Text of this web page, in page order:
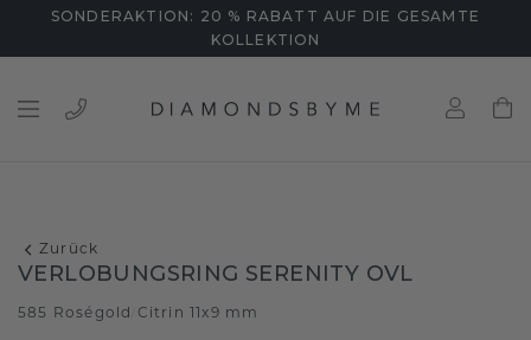
SONDERAKTION: 20 % RABATT AUF DIE GESAMTE
KOLLEKTION
Zurück
VERLOBUNGSRING SERENITY OVL
585 Roségold Citrin 11x9 mm